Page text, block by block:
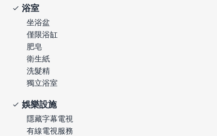
浴室
坐浴盆
僅限浴缸
肥皂
衛生紙
洗髮精
獨立浴室
娛樂設施
隱藏字幕電視
有線電視服務